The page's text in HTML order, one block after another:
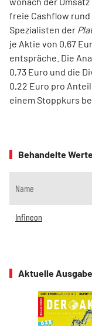
freie Cashflow rund
Spezialisten der
je Aktie von 0,67
entspräche. Die
0,73 Euro und die
0,22 Euro pro
einem Stoppkurs
Behandelte
Name
Infineon
Aktuelle Ausgabe